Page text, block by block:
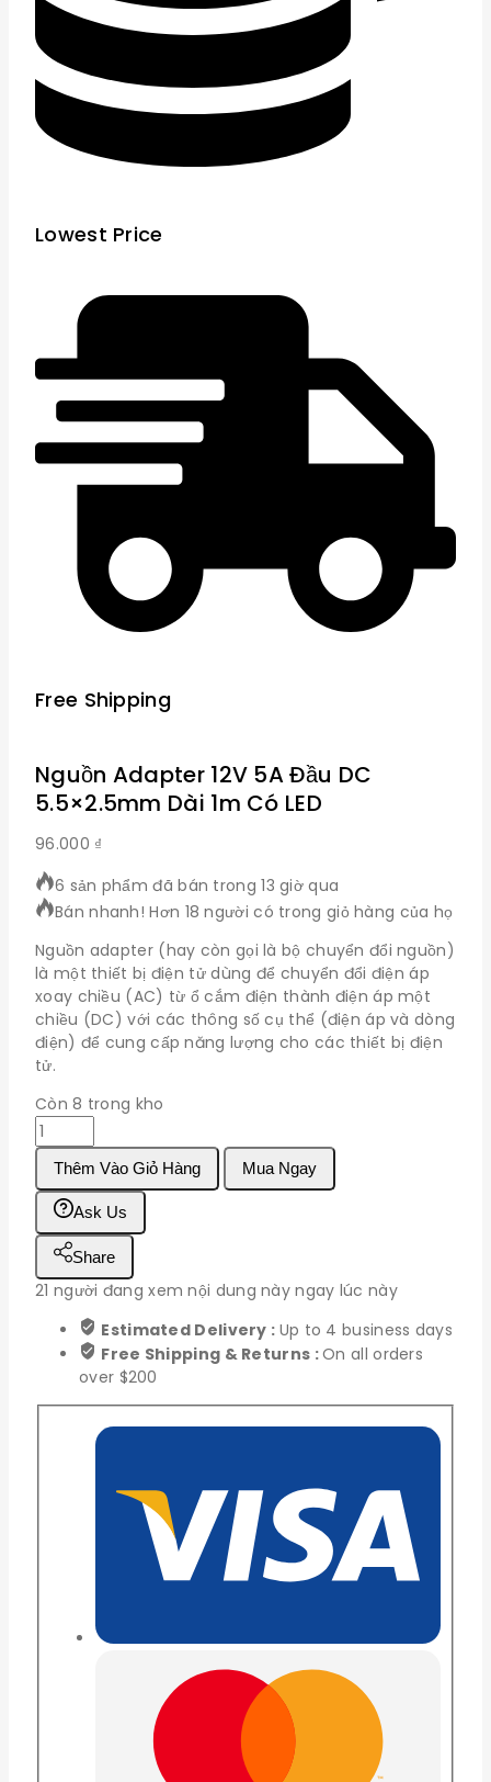
Lowest Price
Free Shipping
Nguồn Adapter 12V 5A Đầu DC
5.5×2.5mm Dài 1m Có LED
96.000 ₫
6 sản phẩm đã bán trong 13 giờ qua
Bán nhanh! Hơn 18 người có trong giỏ hàng của họ
Nguồn adapter (hay còn gọi là bộ chuyển đổi nguồn)
là một thiết bị điện tử dùng để chuyển đổi điện áp
xoay chiều (AC) từ ổ cắm điện thành điện áp một
chiều (DC) với các thông số cụ thể (điện áp và dòng
điện) để cung cấp năng lượng cho các thiết bị điện
tử.
Còn 8 trong kho
Nguồn
Adapter
12V
5A
Đầu
DC
5.5x2.5mm
Dài
lượng
Thêm Vào Giỏ Hàng Mua Ngay
Ask Us
Share
21 người đang xem nội dung này ngay lúc này
Estimated Delivery : Up to 4 business days
Free Shipping & Returns :On all orders
over $200